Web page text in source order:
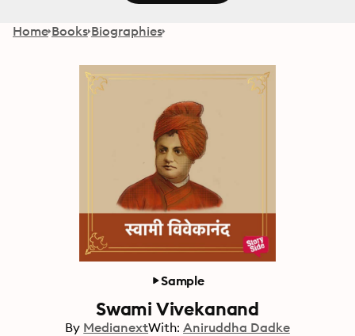
Home Books Biographies
Sample
Swami Vivekanand
By MedianextWith: Aniruddha Dadke